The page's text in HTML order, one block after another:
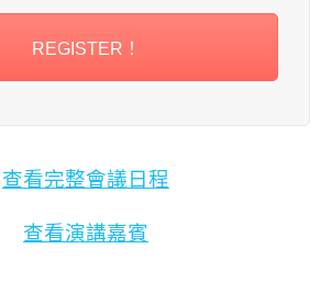
REGISTER！
查看完整會議日程
查看演講嘉賓